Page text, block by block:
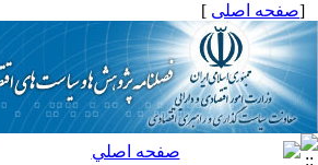
[صفحه اصلی ]